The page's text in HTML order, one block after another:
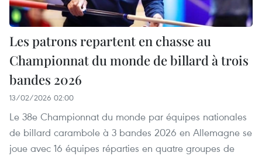
Les patrons repartent en chasse au
Championnat du monde de billard à trois
bandes 2026
13/02/2026 02:00
Le 38e Championnat du monde par équipes nationales
de billard carambole à 3 bandes 2026 en Allemagne se
joue avec 16 équipes réparties en quatre groupes de